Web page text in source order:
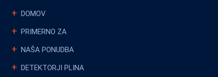
DOMOV
PRIMERNO ZA
NAŠA PONUDBA
DETEKTORJI PLINA